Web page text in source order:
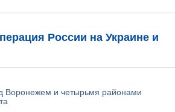
России на Украине и
Воронежем и четырьмя районами